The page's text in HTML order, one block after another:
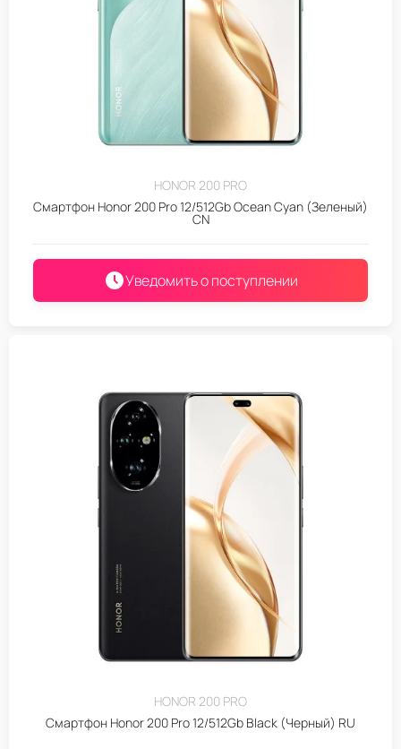
HONOR 200 PRO
Смартфон Honor 200 Pro 12/512Gb Ocean Cyan (Зеленый)
CN
Уведомить о поступлении
HONOR 200 PRO
Смартфон Honor 200 Pro 12/512Gb Black (Черный) RU